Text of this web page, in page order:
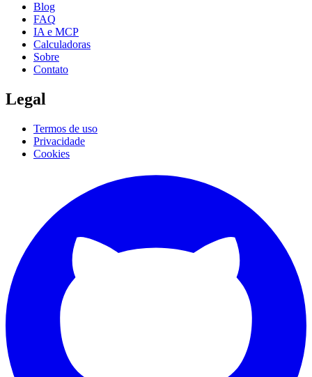
Blog
FAQ
IA e MCP
Calculadoras
Sobre
Contato
Legal
Termos de uso
Privacidade
Cookies